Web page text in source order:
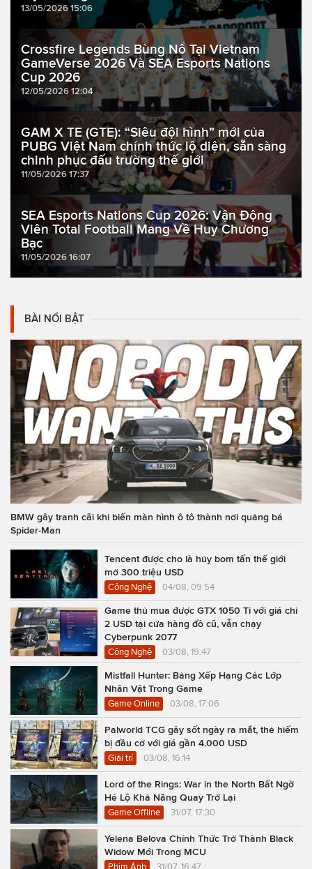
13/05/2026 15:06
Crossfire Legends Bùng Nổ Tại Vietnam
GameVerse 2026 Và SEA Esports Nations
Cup 2026
12/05/2026 12:04
GAM X TE (GTE): “Siêu đội hình” mới của
PUBG Việt Nam chính thức lộ diện, sẵn sàng
chinh phục đấu trường thế giới
11/05/2026 17:37
SEA Esports Nations Cup 2026: Vận Động
Viên Total Football Mang Về Huy Chương
Bạc
11/05/2026 16:07
BÀI NỔI BẬT
BMW gây tranh cãi khi biến màn hình ô tô thành nơi quảng bá
Spider-Man
Tencent được cho là hủy bom tấn thế giới
mở 300 triệu USD
Công Nghệ 04/08, 09:54
Game thủ mua được GTX 1050 Ti với giá chỉ
2 USD tại cửa hàng đồ cũ, vẫn chạy
Cyberpunk 2077
Công Nghệ 03/08, 19:47
Mistfall Hunter: Bảng Xếp Hạng Các Lớp
Nhân Vật Trong Game
Game Online 03/08, 17:06
Palworld TCG gây sốt ngày ra mắt, thẻ hiếm
bị đầu cơ với giá gần 4.000 USD
Giải trí 03/08, 16:14
Lord of the Rings: War in the North Bất Ngờ
Hé Lộ Khả Năng Quay Trở Lại
Game Offline 31/07, 17:30
Yelena Belova Chính Thức Trở Thành Black
Widow Mới Trong MCU
Phim Ảnh 31/07, 16:47